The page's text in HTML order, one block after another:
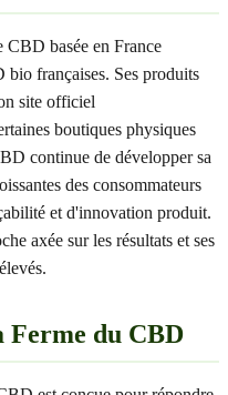
CBD basée en France
bio françaises. Ses produits
site officiel
boutiques physiques
continue de développer sa
des consommateurs
et d'innovation produit.
axée sur les résultats et ses
Ferme du CBD